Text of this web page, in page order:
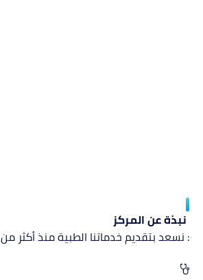
نبذة عن المركز
: نسعد بتقديم خدماتنا الطبية منذ أكثر من 30 عام بوجود طاقم طبي على مستوى عالمي ، و باستخدام معدات و نكنولوجيا متطورة